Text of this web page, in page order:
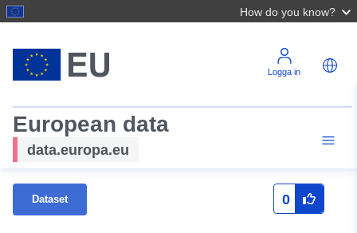
How do you know?
Logga in
European data
data.europa.eu
Dataset 0